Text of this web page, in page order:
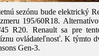
sezónu bude elektrický
195/60R18.
45 R20. Renault sa pre
ovládateľnosť. K týmto
Gen-3.